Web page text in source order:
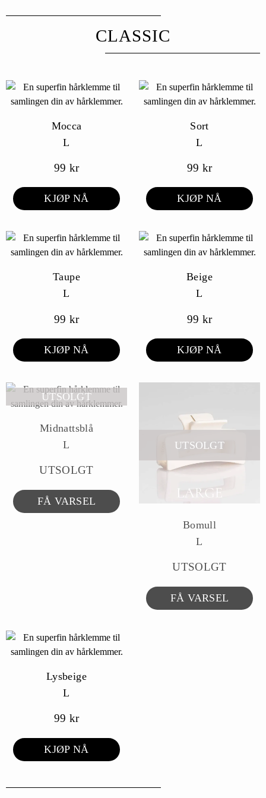
CLASSIC
Mocca
L
99 kr
KJØP NÅ
Sort
L
99 kr
KJØP NÅ
Taupe
L
99 kr
KJØP NÅ
Beige
L
99 kr
KJØP NÅ
UTSOLGT
Midnattsblå
L
UTSOLGT
FÅ VARSEL
UTSOLGT
Bomull
L
UTSOLGT
FÅ VARSEL
Lysbeige
L
99 kr
KJØP NÅ